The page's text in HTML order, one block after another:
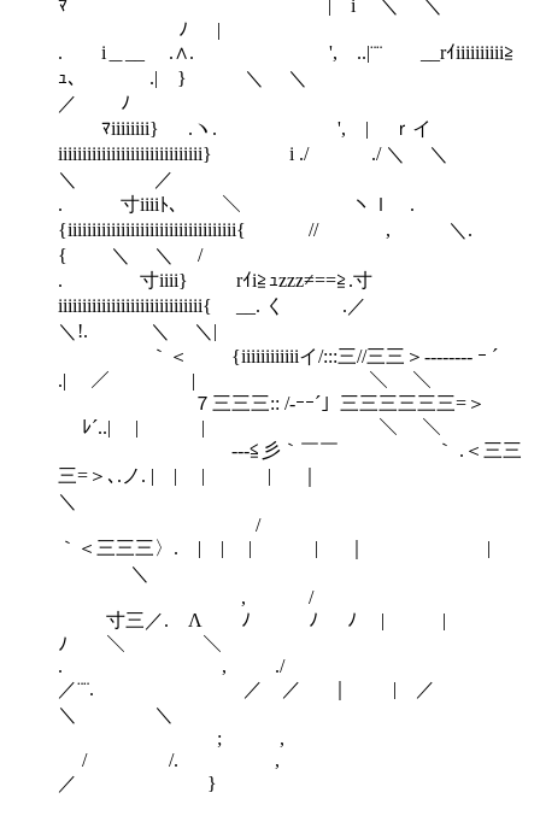
ﾏ | i ＼ ＼
ﾉ |
. i＿__ .∧. ', ..|¨¨ __rｲiiiiiiiiii≧
ｭ､ .| } ＼ ＼
／ ﾉ
ﾏiiiiiiii} .ヽ. ', | ｒイ
iiiiiiiiiiiiiiiiiiiiiiiiiiiiii} i ./ ./ ＼ ＼
＼ ／
. 寸iiiiﾄ､ ＼ ヽｌ .
{iiiiiiiiiiiiiiiiiiiiiiiiiiiiiiiiiii{ // , ＼.
{ ＼ ＼ /
. 寸iiii} rｲi≧ｭzzz≠==≧.寸
iiiiiiiiiiiiiiiiiiiiiiiiiiiiii{ __. く .／
＼!. ＼ ＼|
｀＜ {iiiiiiiiiiiiイ/:::三//三三＞-------- ｰ ´
.| ／ | ＼ ＼
７三三三:: /-ｰｰ´」三三三三三三=＞
ﾚ´..| | | ＼ ＼
ゝ---≦彡｀￣￣ ｀ .＜三三
三=＞､.ノ. | | | | ｜
＼
/
｀＜三三三〉. | | | | ｜ |
＼
, /
寸三／. Λ ﾉ ﾉ ﾉ | |
ﾉ ＼ ＼
. , ./
／¨¨. ／ ／ ｜ | ／
＼ ＼
; ,
/ /. ,
／ }